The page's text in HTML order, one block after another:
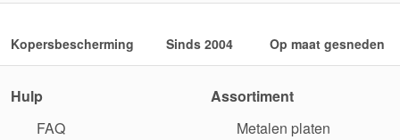
Kopersbescherming Sinds 2004 Op maat gesneden
Hulp
FAQ
Assortiment
Metalen platen